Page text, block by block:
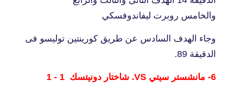
والخامس روبرت ليفاندوفسكي
وجاء الهدف السادس عن طريق كورينتين توليسو فى
الدقيقة 89.
6- مانشستر سيتي VS. شاختار دونيتسك 1 - 1